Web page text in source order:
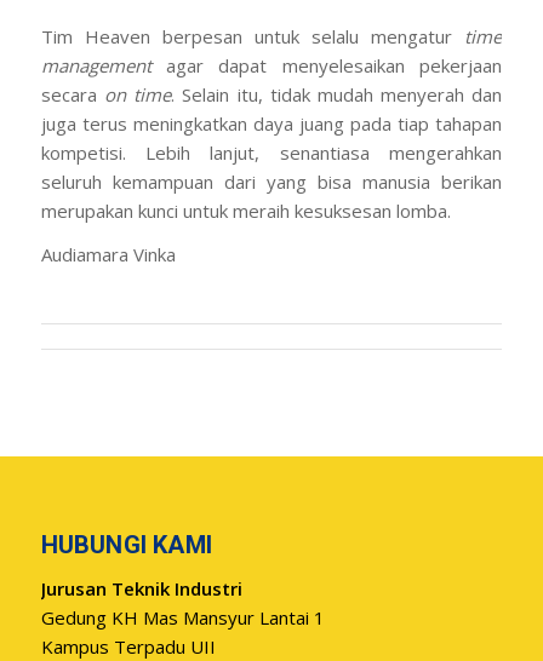
Tim Heaven berpesan untuk selalu mengatur time
managementagar dapat menyelesaikan pekerjaan
secara on time. Selain itu, tidak mudah menyerah dan
juga terus meningkatkan daya juang pada tiap tahapan
kompetisi. Lebih lanjut, senantiasa mengerahkan
seluruh kemampuan dari yang bisa manusia berikan
merupakan kunci untuk meraih kesuksesan lomba.
Audiamara Vinka
HUBUNGI KAMI
Jurusan Teknik Industri
Gedung KH Mas Mansyur Lantai 1
Kampus Terpadu UII